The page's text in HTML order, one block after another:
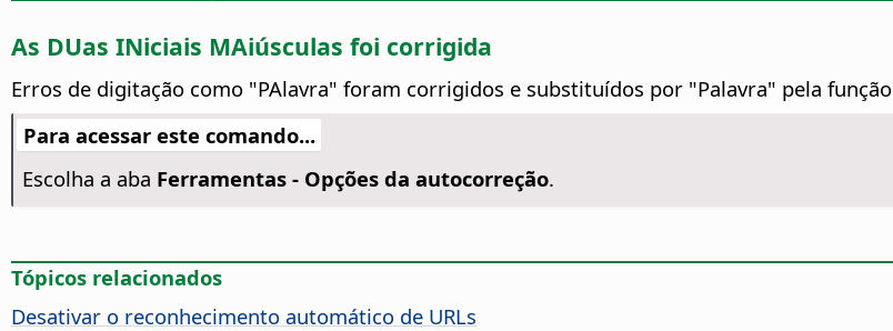
As DUas INiciais MAiúsculas foi corrigida
Erros de digitação como "PAlavra" foram corrigidos e substituídos por "Palavra" pela função
Para acessar este comando...
Escolha a aba Ferramentas - Opções da autocorreção.
Tópicos relacionados
Desativar o reconhecimento automático de URLs